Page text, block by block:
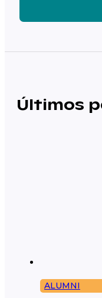
Últimos
ALUMNI